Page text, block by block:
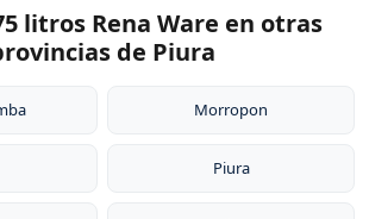
litros Rena Ware en otras
de Piura
Morropon
Piura